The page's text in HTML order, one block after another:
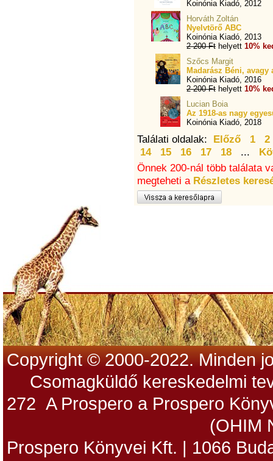
Koinónia Kiadó, 2012
Horváth Zoltán
Nyelvtörő ABC
Koinónia Kiadó, 2013
2 200 Ft helyett 10%
Szőcs Margit
Madarász Béni,
Koinónia Kiadó, 2016
2 200 Ft helyett 10%
Lucian Boia
Az 1918-as nagy
Koinónia Kiadó, 2018
Találati oldalak: Előző 1
2
14
15 16 17 18 ...
Önnek 200-nál több találata
megteheti a Részletes
Copyright © 2000-2022. Minden
Csomagküldő kereskedelmi
272 A Prospero a Prospero
(OHIM
Prospero Könyvei Kft. | 1066